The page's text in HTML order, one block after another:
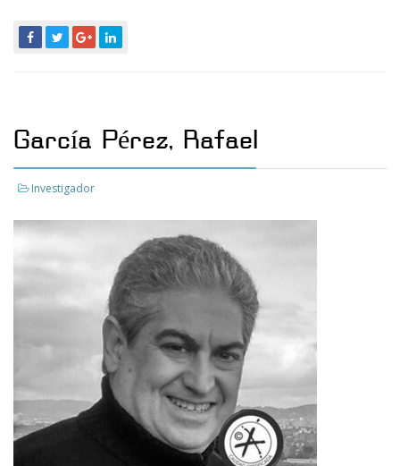
García Pérez, Rafael
Investigador